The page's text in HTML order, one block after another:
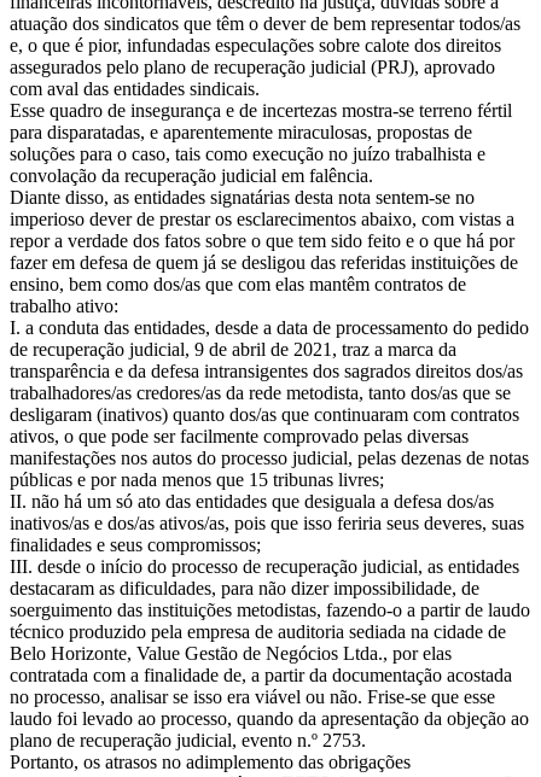
atuação dos sindicatos que têm o dever de bem representar todos/as
e, o que é pior, infundadas especulações sobre calote dos direitos
assegurados pelo plano de recuperação judicial (PRJ), aprovado
com aval das entidades sindicais.
Esse quadro de insegurança e de incertezas mostra-se terreno fértil
para disparatadas, e aparentemente miraculosas, propostas de
soluções para o caso, tais como execução no juízo trabalhista e
convolação da recuperação judicial em falência.
Diante disso, as entidades signatárias desta nota sentem-se no
imperioso dever de prestar os esclarecimentos abaixo, com vistas a
repor a verdade dos fatos sobre o que tem sido feito e o que há por
fazer em defesa de quem já se desligou das referidas instituições de
ensino, bem como dos/as que com elas mantêm contratos de
trabalho ativo:
I. a conduta das entidades, desde a data de processamento do pedido
de recuperação judicial, 9 de abril de 2021, traz a marca da
transparência e da defesa intransigentes dos sagrados direitos dos/as
trabalhadores/as credores/as da rede metodista, tanto dos/as que se
desligaram (inativos) quanto dos/as que continuaram com contratos
ativos, o que pode ser facilmente comprovado pelas diversas
manifestações nos autos do processo judicial, pelas dezenas de notas
públicas e por nada menos que 15 tribunas livres;
II. não há um só ato das entidades que desiguala a defesa dos/as
inativos/as e dos/as ativos/as, pois que isso feriria seus deveres, suas
finalidades e seus compromissos;
III. desde o início do processo de recuperação judicial, as entidades
destacaram as dificuldades, para não dizer impossibilidade, de
soerguimento das instituições metodistas, fazendo-o a partir de laudo
técnico produzido pela empresa de auditoria sediada na cidade de
Belo Horizonte, Value Gestão de Negócios Ltda., por elas
contratada com a finalidade de, a partir da documentação acostada
no processo, analisar se isso era viável ou não. Frise-se que esse
laudo foi levado ao processo, quando da apresentação da objeção ao
plano de recuperação judicial, evento n.º 2753.
Portanto, os atrasos no adimplemento das obrigações